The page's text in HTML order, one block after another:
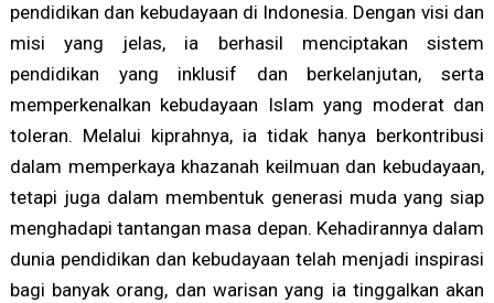
pendidikan dan kebudayaan di Indonesia. Dengan visi dan
misi yang jelas, ia berhasil menciptakan sistem
pendidikan yang inklusif dan berkelanjutan, serta
memperkenalkan kebudayaan Islam yang moderat dan
toleran. Melalui kiprahnya, ia tidak hanya berkontribusi
dalam memperkaya khazanah keilmuan dan kebudayaan,
tetapi juga dalam membentuk generasi muda yang siap
menghadapi tantangan masa depan. Kehadirannya dalam
dunia pendidikan dan kebudayaan telah menjadi inspirasi
bagi banyak orang, dan warisan yang ia tinggalkan akan